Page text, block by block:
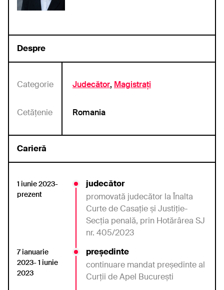
Despre
Categorie Judecător, Magistrați
Cetățenie Romania
Carieră
1 iunie 2023-
prezent
judecător
promovată judecător la Înalta
Curte de Casaţie şi Justiţie-
Secţia penală, prin Hotărârea SJ
nr. 405/2023
7 ianuarie
2023- 1 iunie
2023
președinte
continuare mandat preşedinte al
Curţii de Apel Bucureşti